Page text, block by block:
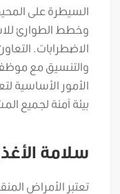
السيطرة على
وخطط الطوارئ
الاضطرابات.
والتنسيق مع
الأمور الأساسية
بيئة آمنة لجميع
سلامة
تعتبر الأمراض